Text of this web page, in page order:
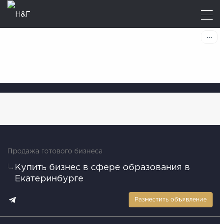
Продажа готового бизнеса
Купить бизнес в сфере образования в
Екатеринбурге
Разместить объявление